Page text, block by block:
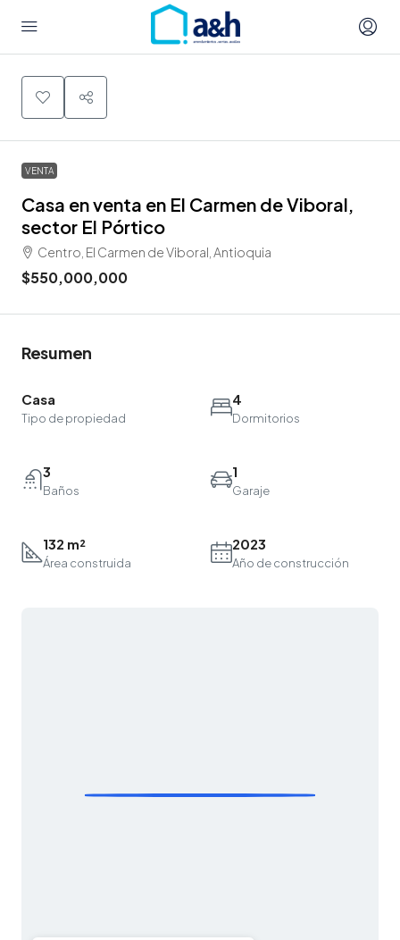
VENTA
Casa en venta en El Carmen de Viboral,
sector El Pórtico
Centro, El Carmen de Viboral, Antioquia
$550,000,000
Resumen
Casa
Tipo de propiedad
4
Dormitorios
3
Baños
1
Garaje
132 m²
Área construida
2023
Año de construcción